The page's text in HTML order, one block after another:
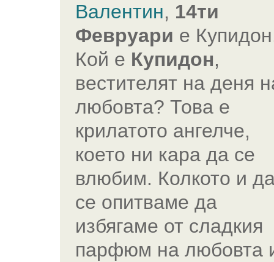
Валентин, 14ти
Февруари е
Кой е Купидон,
вестителят на деня
любовта? Това е
крилатото ангелче,
което ни кара да се
влюбим. Колкото и
се опитваме да
избягаме от сладкия
парфюм на любовта